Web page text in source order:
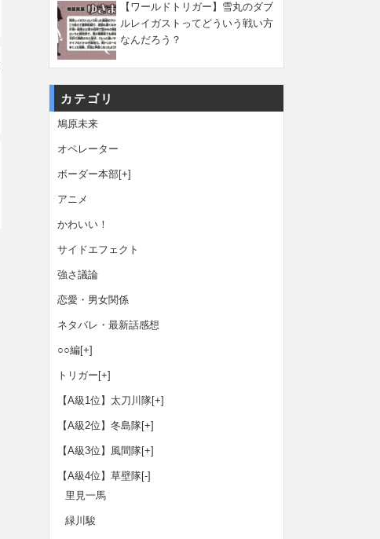
【ワールドトリガー】雪丸のダブ
ルレイガストってどういう戦い方
なんだろう？
カテゴリ
鳩原未来
オペレーター
ボーダー本部[+]
アニメ
かわいい！
サイドエフェクト
強さ議論
恋愛・男女関係
ネタバレ・最新話感想
○○編[+]
トリガー [+]
【A級1位】太刀川隊[+]
【A級2位】冬島隊[+]
【A級3位】風間隊[+]
【A級4位】草壁隊[-]
里見一馬
緑川駿